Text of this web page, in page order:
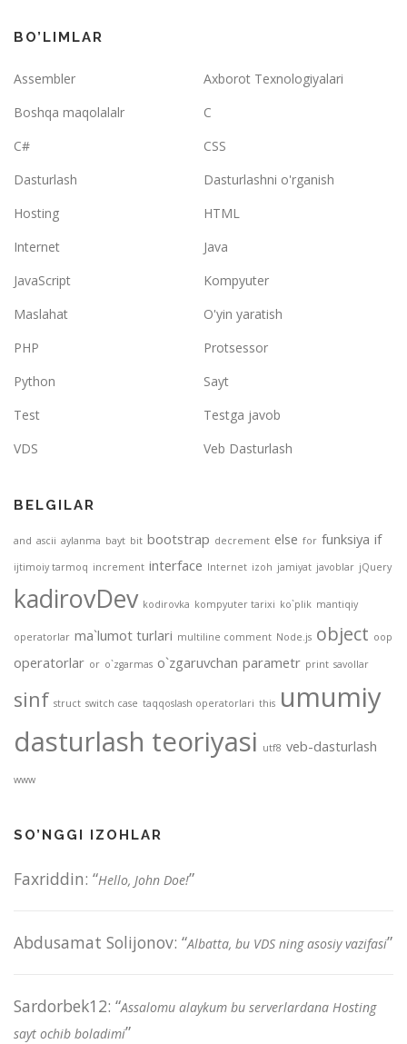
BO’LIMLAR
Assembler
Axborot Texnologiyalari
Boshqa maqolalalr
C
C#
CSS
Dasturlash
Dasturlashni o'rganish
Hosting
HTML
Internet
Java
JavaScript
Kompyuter
Maslahat
O'yin yaratish
PHP
Protsessor
Python
Sayt
Test
Testga javob
VDS
Veb Dasturlash
BELGILAR
and ascii aylanma bayt bit bootstrap decrement else for funksiya if
ijtimoiy tarmoq increment interface Internet izoh jamiyat javoblar jQuery
kadirovDev kodirovka kompyuter tarixi ko`plik mantiqiy
operatorlar ma`lumot turlari multiline comment Node.js object oop
operatorlar or o`zgarmas o`zgaruvchan parametr print savollar
sinf struct switch case taqqoslash operatorlari this umumiy
dasturlash teoriyasi utf8 veb-dasturlash
www
SO’NGGI IZOHLAR
Faxriddin: “Hello, John Doe!”
Abdusamat Solijonov: “Albatta, bu VDS ning asosiy vazifasi”
Sardorbek12: “Assalomu alaykum bu serverlardana Hosting
sayt ochib boladimi”